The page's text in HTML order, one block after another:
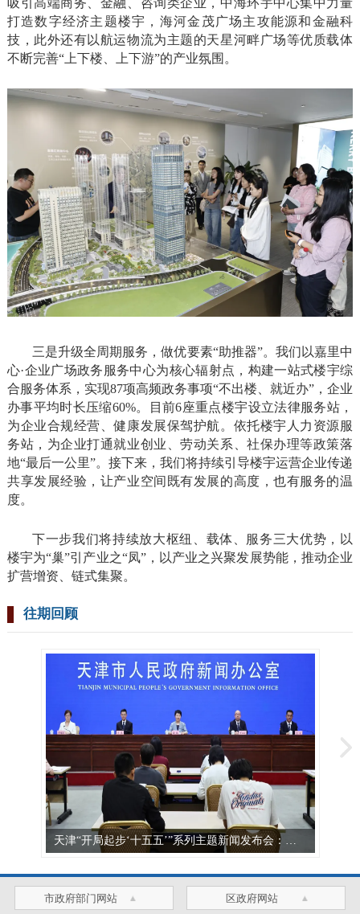
吸引高端商务、金融、咨询类企业，中海环宇中心集中力量
打造数字经济主题楼宇，海河金茂广场主攻能源和金融科
技，此外还有以航运物流为主题的天星河畔广场等优质载体
不断完善“上下楼、上下游”的产业氛围。
三是升级全周期服务，做优要素“助推器”。我们以嘉里中
心·企业广场政务服务中心为核心辐射点，构建一站式楼宇综
合服务体系，实现87项高频政务事项“不出楼、就近办”，企业
办事平均时长压缩60%。目前6座重点楼宇设立法律服务站，
为企业合规经营、健康发展保驾护航。依托楼宇人力资源服
务站，为企业打通就业创业、劳动关系、社保办理等政策落
地“最后一公里”。接下来，我们将持续引导楼宇运营企业传递
共享发展经验，让产业空间既有发展的高度，也有服务的温
度。
下一步我们将持续放大枢纽、载体、服务三大优势，以
楼宇为“巢”引产业之“凤”，以产业之兴聚发展势能，推动企业
扩营增资、链式集聚。
往期回顾
天津“开局起步‘十五五’”系列主题新闻发布会：发布《天津市教育发展“十五五”规划》
市政府部门网站 区政府网站